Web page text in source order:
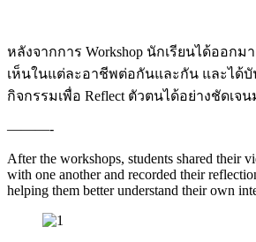
หลังจากการ Workshop นักเรียนได้ออก
เห็นในแต่ละอาชีพต่อกันและกัน และได้
กิจกรรมเพื่อ Reflect ตัวตนได้อย่างชัดเจ
———-
After the workshops, students shared their
with one another and recorded their
helping them better understand their own